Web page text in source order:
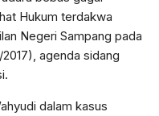
Hukum terdakwa
Negeri Sampang pada
agenda sidang
dalam kasus